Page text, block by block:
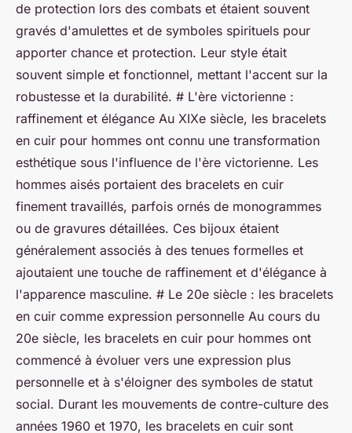
de protection lors des combats et étaient souvent
gravés d'amulettes et de symboles spirituels pour
apporter chance et protection. Leur style était
souvent simple et fonctionnel, mettant l'accent sur la
robustesse et la durabilité. # L'ère victorienne :
raffinement et élégance Au XIXe siècle, les bracelets
en cuir pour hommes ont connu une transformation
esthétique sous l'influence de l'ère victorienne. Les
hommes aisés portaient des bracelets en cuir
finement travaillés, parfois ornés de monogrammes
ou de gravures détaillées. Ces bijoux étaient
généralement associés à des tenues formelles et
ajoutaient une touche de raffinement et d'élégance à
l'apparence masculine. # Le 20e siècle : les bracelets
en cuir comme expression personnelle Au cours du
20e siècle, les bracelets en cuir pour hommes ont
commencé à évoluer vers une expression plus
personnelle et à s'éloigner des symboles de statut
social. Durant les mouvements de contre-culture des
années 1960 et 1970, les bracelets en cuir sont